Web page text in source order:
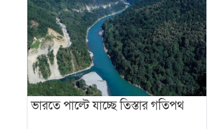
ভারতে পাল্টে যাচ্ছে তিস্তার গতিপথ